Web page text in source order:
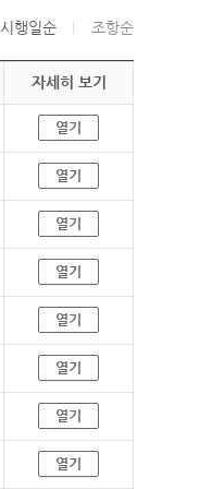
시행일순 조항순
자세히 보기
열기
열기
열기
열기
열기
열기
열기
열기